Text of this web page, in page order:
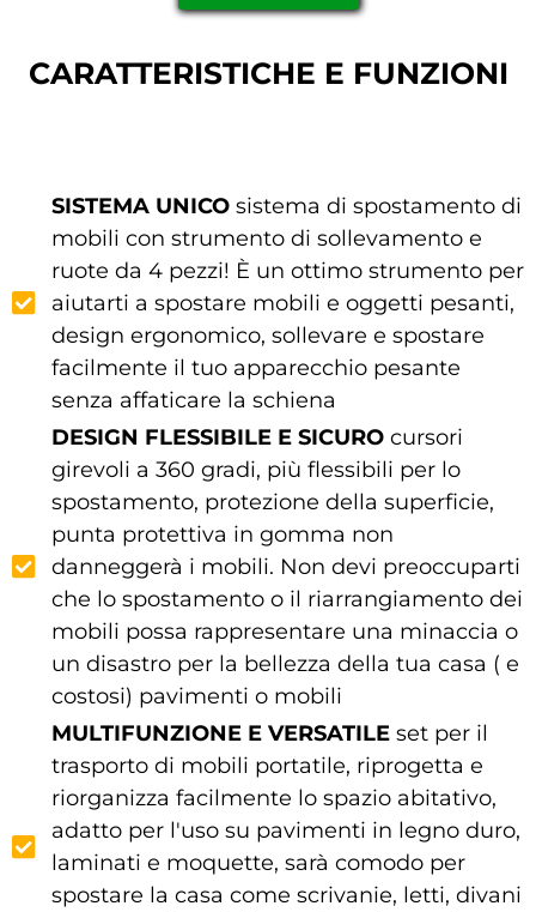
CARATTERISTICHE E FUNZIONI
SISTEMA UNICO sistema di spostamento di
mobili con strumento di sollevamento e
ruote da 4 pezzi! È un ottimo strumento per
aiutarti a spostare mobili e oggetti pesanti,
design ergonomico, sollevare e spostare
facilmente il tuo apparecchio pesante
senza affaticare la schiena
DESIGN FLESSIBILE E SICUROcursori
girevoli a 360 gradi, più flessibili per lo
spostamento, protezione della superficie,
punta protettiva in gomma non
danneggerà i mobili. Non devi preoccuparti
che lo spostamento o il riarrangiamento dei
mobili possa rappresentare una minaccia o
un disastro per la bellezza della tua casa ( e
costosi) pavimenti o mobili
MULTIFUNZIONE E VERSATILE set per il
trasporto di mobili portatile, riprogetta e
riorganizza facilmente lo spazio abitativo,
adatto per l'uso su pavimenti in legno duro,
laminati e moquette, sarà comodo per
spostare la casa come scrivanie, letti, divani